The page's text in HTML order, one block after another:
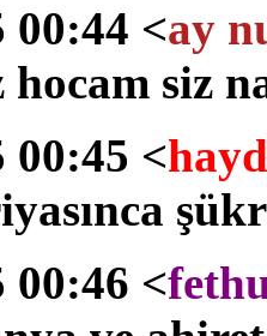
00:44 <ay
hocam siz
00:45 <
00:46 <